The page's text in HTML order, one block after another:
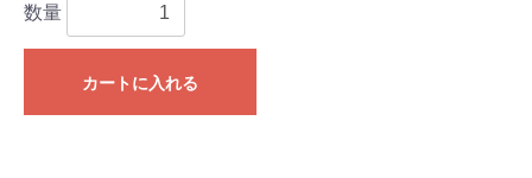
数量
カートに入れる